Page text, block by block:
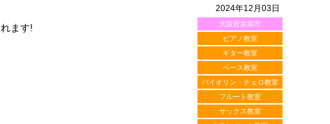
2024年12月03日
大阪府泉南市
ピアノ教室
ギター教室
ベース教室
バイオリン・チェロ教室
フルート教室
サックス教室
ます!